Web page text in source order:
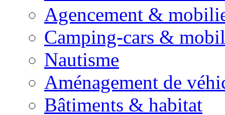
Agencement &
Camping-cars &
Nautisme
Aménagement de
Bâtiments & habitat